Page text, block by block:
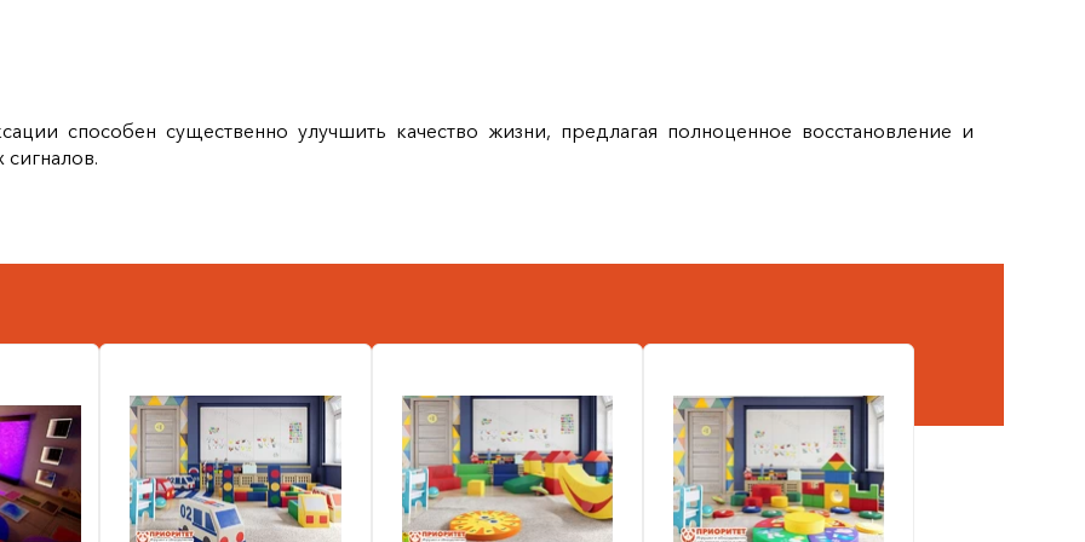
способен существенно улучшить качество жизни, предлагая полноценное восстановление и